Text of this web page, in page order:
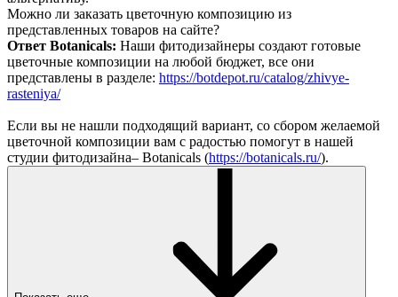
Можно ли заказать цветочную композицию из
представленных товаров на сайте?
Ответ Botanicals: Наши фитодизайнеры создают готовые
цветочные композиции на любой бюджет, все они
представлены в разделе: https://botdepot.ru/catalog/zhivye-
rasteniya/
Если вы не нашли подходящий вариант, со сбором желаемой
цветочной композиции вам с радостью помогут в нашей
студии фитодизайна– Botanicals (https://botanicals.ru/).